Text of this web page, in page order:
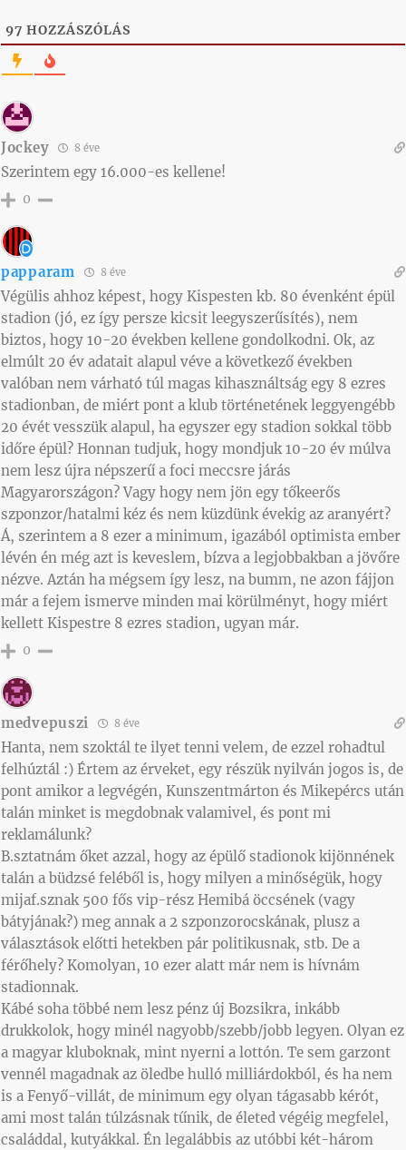
97 HOZZÁSZÓLÁS
Jockey 8 éve
Szerintem egy 16.000-es kellene!
0
papparam 8 éve
Végülis ahhoz képest, hogy Kispesten kb. 80 évenként épül
stadion (jó, ez így persze kicsit leegyszerűsítés), nem
biztos, hogy 10-20 években kellene gondolkodni. Ok, az
elmúlt 20 év adatait alapul véve a következő években
valóban nem várható túl magas kihasználtság egy 8 ezres
stadionban, de miért pont a klub történetének leggyengébb
20 évét vesszük alapul, ha egyszer egy stadion sokkal több
időre épül? Honnan tudjuk, hogy mondjuk 10-20 év múlva
nem lesz újra népszerű a foci meccsre járás
Magyarországon? Vagy hogy nem jön egy tőkeerős
szponzor/hatalmi kéz és nem küzdünk évekig az aranyért?
Á, szerintem a 8 ezer a minimum, igazából optimista ember
lévén én még azt is keveslem, bízva a legjobbakban a jövőre
nézve. Aztán ha mégsem így lesz, na bumm, ne azon fájjon
már a fejem ismerve minden mai körülményt, hogy miért
kellett Kispestre 8 ezres stadion, ugyan már.
0
medvepuszi 8 éve
Hanta, nem szoktál te ilyet tenni velem, de ezzel rohadtul
felhúztál :) Értem az érveket, egy részük nyilván jogos is, de
pont amikor a legvégén, Kunszentmárton és Mikepércs után
talán minket is megdobnak valamivel, és pont mi
reklamálunk?
B.sztatnám őket azzal, hogy az épülő stadionok kijönnének
talán a büdzsé feléből is, hogy milyen a minőségük, hogy
mijaf.sznak 500 fős vip-rész Hemibá öccsének (vagy
bátyjának?) meg annak a 2 szponzorocskának, plusz a
választások előtti hetekben pár politikusnak, stb. De a
férőhely? Komolyan, 10 ezer alatt már nem is hívnám
stadionnak.
Kábé soha többé nem lesz pénz új Bozsikra, inkább
drukkolok, hogy minél nagyobb/szebb/jobb legyen. Olyan ez
a magyar kluboknak, mint nyerni a lottón. Te sem garzont
vennél magadnak az öledbe hulló milliárdokból, és ha nem
is a Fenyő-villát, de minimum egy olyan tágasabb kérót,
ami most talán túlzásnak tűnik, de életed végéig megfelel,
családdal, kutyákkal. Én legalábbis az utóbbi két-három